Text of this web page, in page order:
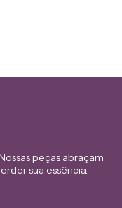
e
por muito mais
peças abraçam
sua essência.